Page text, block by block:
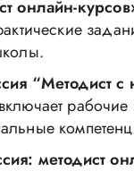
онлайн-
“Методист с
методист